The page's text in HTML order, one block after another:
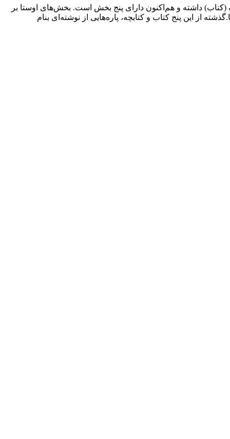
(کتاب) داشته و هم‌اکنون دارای پنج بخش است. بخش‌های اوستا بر
از این پنج کتاب و کتابچه، پاره‌هایی از نوشته‌ای بنام